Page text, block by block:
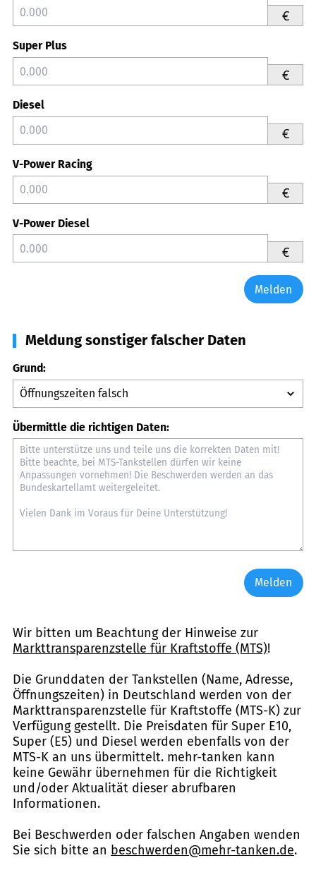
€
Super Plus
€
Diesel
€
V-Power Racing
€
V-Power Diesel
€
Melden
Meldung sonstiger falscher Daten
Grund:
Übermittle die richtigen Daten:
Melden
Wir bitten um Beachtung der Hinweise zur
Markttransparenzstelle für Kraftstoffe (MTS)!
Die Grunddaten der Tankstellen (Name, Adresse,
Öffnungszeiten) in Deutschland werden von der
Markttransparenzstelle für Kraftstoffe (MTS-K) zur
Verfügung gestellt. Die Preisdaten für Super E10,
Super (E5) und Diesel werden ebenfalls von der
MTS-K an uns übermittelt. mehr-tanken kann
keine Gewähr übernehmen für die Richtigkeit
und/oder Aktualität dieser abrufbaren
Informationen.
Bei Beschwerden oder falschen Angaben wenden
Sie sich bitte an beschwerden@mehr-tanken.de.